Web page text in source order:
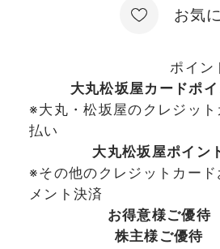
お気
ポイン
大丸松坂屋カードポイ
※大丸・松坂屋のクレジッ
払い
大丸松坂屋ポイン
※その他のクレジットカード
メント決済
お得意様ご優待
株主様ご優待